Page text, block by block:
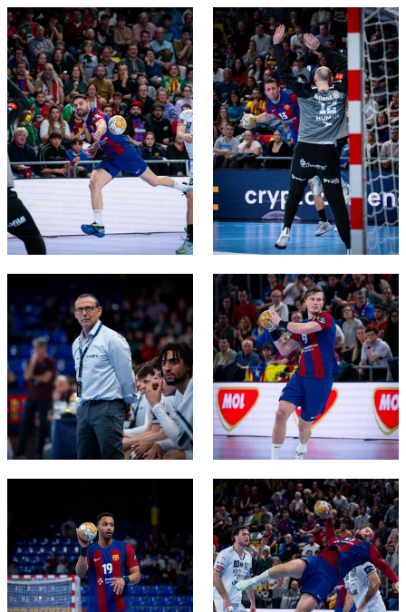
FC Barcelona club badge
FC Barcelona club badge
FC Barcelona club badge
FC Barcelona club badge
FC Barcelona club badge